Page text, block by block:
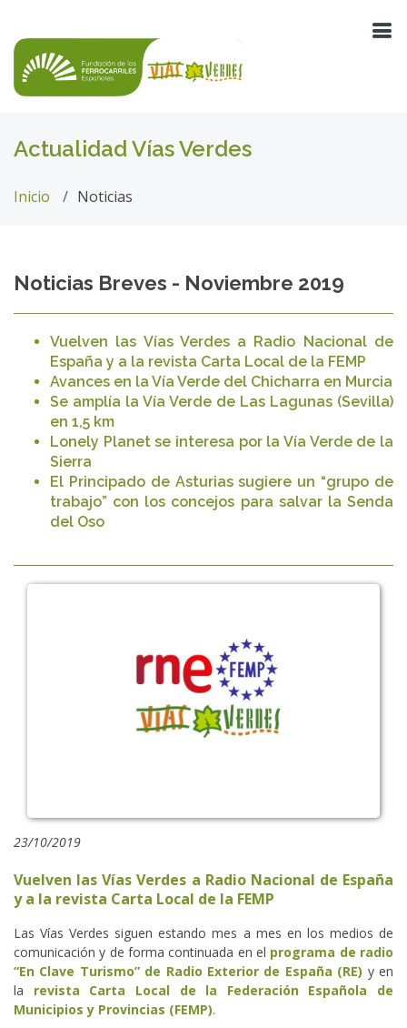
Actualidad Vías Verdes
Inicio Noticias
Noticias Breves - Noviembre 2019
​Vuelven las Vías Verdes a Radio Nacional de
España y a la revista Carta Local de la FEMP
Avances en la Vía Verde del Chicharra en Murcia
Se amplía la Vía Verde de Las Lagunas (Sevilla)
en 1,5 km
Lonely Planet se interesa por la Vía Verde de la
Sierra
El Principado de Asturias sugiere un “grupo de
trabajo” con los concejos para salvar la Senda
del Oso
23/10/2019
Vuelven las Vías Verdes a Radio Nacional de España
y a la revista Carta Local de la FEMP
Las Vías Verdes siguen estando mes a mes en los medios de
comunicación y de forma continuada en el programa de radio
“En Clave Turismo” de Radio Exterior de España (RE) y en
la revista Carta Local de la Federación Española de
Municipios y Provincias (FEMP).